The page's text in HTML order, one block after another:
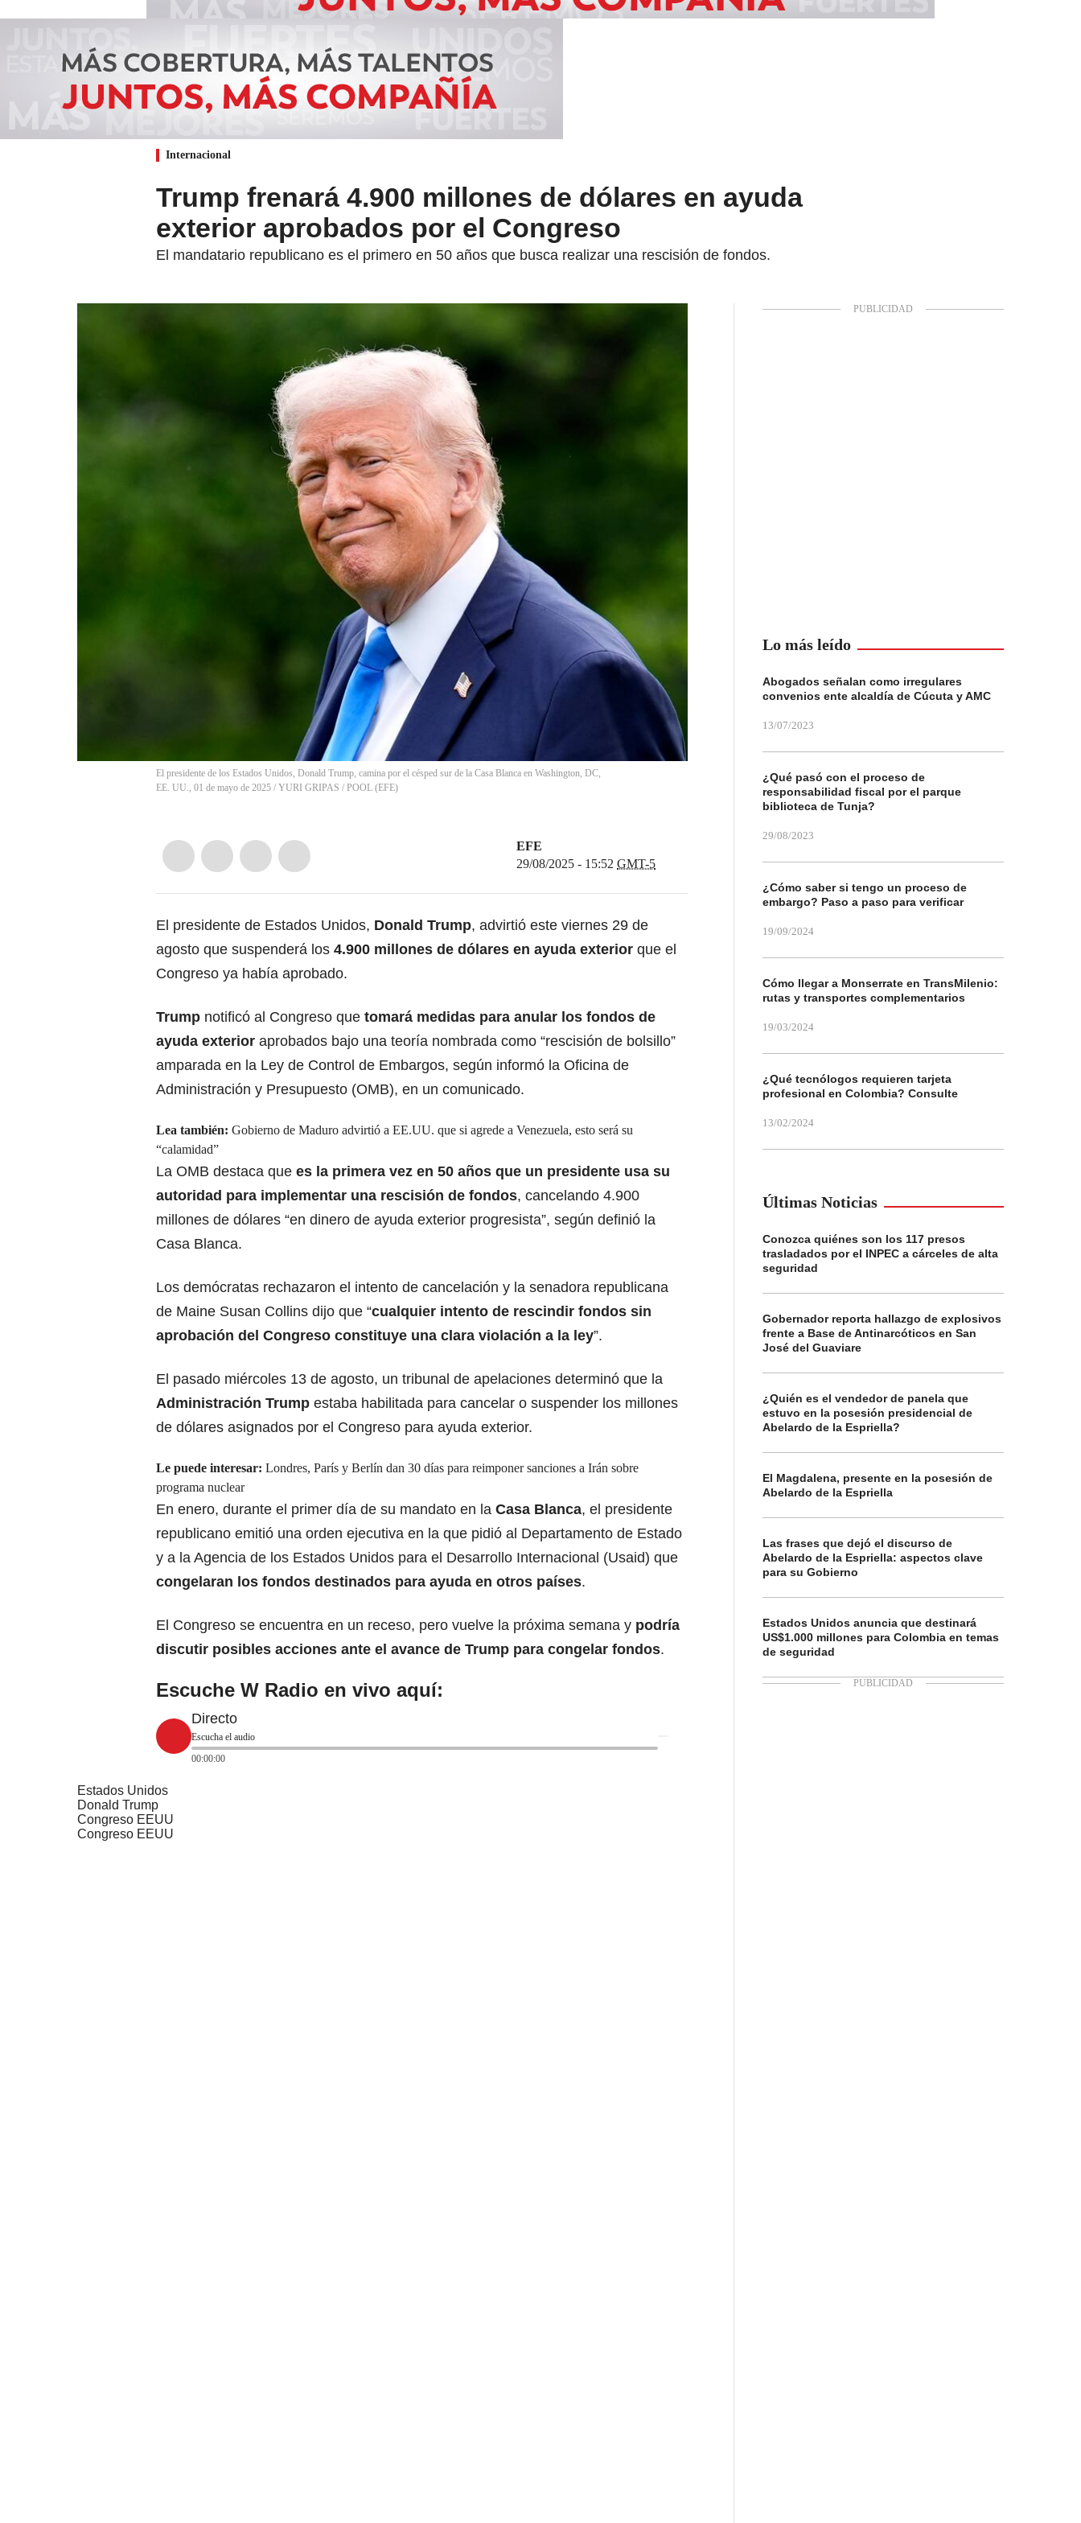
Internacional
Trump frenará 4.900 millones de dólares en ayuda
exterior aprobados por el Congreso
El mandatario republicano es el primero en 50 años que busca realizar una rescisión de fondos.
El presidente de los Estados Unidos, Donald Trump, camina por el césped sur de la Casa Blanca en Washington, DC,
EE. UU., 01 de mayo de 2025 / YURI GRIPAS / POOL (EFE)
EFE
29/08/2025 - 15:52 GMT-5
El presidente de Estados Unidos, Donald Trump, advirtió este viernes 29 de
agosto que suspenderá los 4.900 millones de dólares en ayuda exterior que el
Congreso ya había aprobado.
Trump notificó al Congreso que tomará medidas para anular los fondos de
ayuda exterior aprobados bajo una teoría nombrada como “rescisión de bolsillo”
amparada en la Ley de Control de Embargos, según informó la Oficina de
Administración y Presupuesto (OMB), en un comunicado.
Lea también: Gobierno de Maduro advirtió a EE.UU. que si agrede a Venezuela, esto será su
“calamidad”
La OMB destaca que es la primera vez en 50 años que un presidente usa su
autoridad para implementar una rescisión de fondos, cancelando 4.900
millones de dólares “en dinero de ayuda exterior progresista”, según definió la
Casa Blanca.
Los demócratas rechazaron el intento de cancelación y la senadora republicana
de Maine Susan Collins dijo que “cualquier intento de rescindir fondos sin
aprobación del Congreso constituye una clara violación a la ley”.
El pasado miércoles 13 de agosto, un tribunal de apelaciones determinó que la
Administración Trump estaba habilitada para cancelar o suspender los millones
de dólares asignados por el Congreso para ayuda exterior.
Le puede interesar: Londres, París y Berlín dan 30 días para reimponer sanciones a Irán sobre
programa nuclear
En enero, durante el primer día de su mandato en la Casa Blanca, el presidente
republicano emitió una orden ejecutiva en la que pidió al Departamento de Estado
y a la Agencia de los Estados Unidos para el Desarrollo Internacional (Usaid) que
congelaran los fondos destinados para ayuda en otros países.
El Congreso se encuentra en un receso, pero vuelve la próxima semana y podría
discutir posibles acciones ante el avance de Trump para congelar fondos.
Escuche W Radio en vivo aquí:
Directo
Escucha el audio
00:00:00
Estados Unidos
Donald Trump
Congreso EEUU
Congreso EEUU
Lo más leído
Abogados señalan como irregulares
convenios ente alcaldía de Cúcuta y AMC
13/07/2023
¿Qué pasó con el proceso de
responsabilidad fiscal por el parque
biblioteca de Tunja?
29/08/2023
¿Cómo saber si tengo un proceso de
embargo? Paso a paso para verificar
19/09/2024
Cómo llegar a Monserrate en TransMilenio:
rutas y transportes complementarios
19/03/2024
¿Qué tecnólogos requieren tarjeta
profesional en Colombia? Consulte
13/02/2024
Últimas Noticias
Conozca quiénes son los 117 presos
trasladados por el INPEC a cárceles de alta
seguridad
Gobernador reporta hallazgo de explosivos
frente a Base de Antinarcóticos en San
José del Guaviare
¿Quién es el vendedor de panela que
estuvo en la posesión presidencial de
Abelardo de la Espriella?
El Magdalena, presente en la posesión de
Abelardo de la Espriella
Las frases que dejó el discurso de
Abelardo de la Espriella: aspectos clave
para su Gobierno
Estados Unidos anuncia que destinará
US$1.000 millones para Colombia en temas
de seguridad